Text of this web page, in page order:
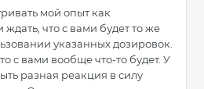
мой опыт как
что с вами будет то же
указанных дозировок.
с вами вообще что-то будет. У
разная реакция в силу